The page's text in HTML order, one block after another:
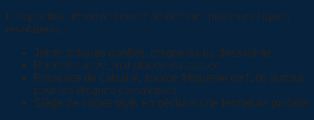
L’inspection attentive permet de détecter plusieurs signes
révélateurs :
Joints toriques gonflés, craquelés ou desséchés
Rondelle usée, mal placée ou cassée
Présence de calcaire, source fréquente de fuite surtout
pour les disques céramiques
Siège de clapet rayé, empêchant une fermeture parfaite